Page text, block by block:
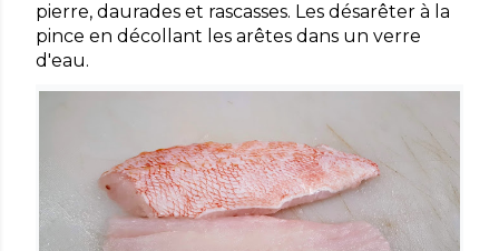
pierre, daurades et rascasses. Les désarêter à la
pince en décollant les arêtes dans un verre
d'eau.